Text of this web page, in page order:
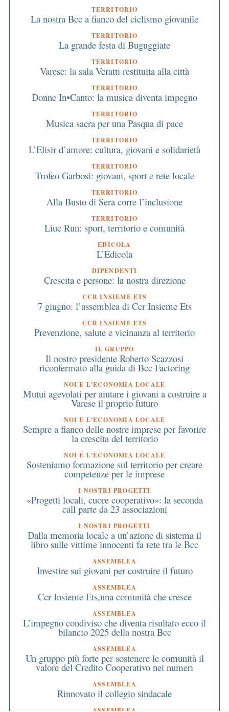
TERRITORIO
La nostra Bcc a fianco del ciclismo giovanile
TERRITORIO
La grande festa di Buguggiate
TERRITORIO
Varese: la sala Veratti restituita alla città
TERRITORIO
Donne In•Canto: la musica diventa impegno
TERRITORIO
Musica sacra per una Pasqua di pace
TERRITORIO
L’Elisir d’amore: cultura, giovani e solidarietà
TERRITORIO
Trofeo Garbosi: giovani, sport e rete locale
TERRITORIO
Alla Busto di Sera corre l’inclusione
TERRITORIO
Liuc Run: sport, territorio e comunità
EDICOLA
L’Edicola
DIPENDENTI
Crescita e persone: la nostra direzione
CCR INSIEME ETS
7 giugno: l’assemblea di Ccr Insieme Ets
CCR INSIEME ETS
Prevenzione, salute e vicinanza al territorio
IL GRUPPO
Il nostro presidente Roberto Scazzosi
riconfermato alla guida di Bcc Factoring
NOI E L'ECONOMIA LOCALE
Mutui agevolati per aiutare i giovani a costruire a
Varese il proprio futuro
NOI E L'ECONOMIA LOCALE
Sempre a fianco delle nostre imprese per favorire
la crescita del territorio
NOI E L'ECONOMIA LOCALE
Sosteniamo formazione sul territorio per creare
competenze per le imprese
I NOSTRI PROGETTI
«Progetti locali, cuore cooperativo»: la seconda
call parte da 23 associazioni
I NOSTRI PROGETTI
Dalla memoria locale a un’azione di sistema il
libro sulle vittime innocenti fa rete tra le Bcc
ASSEMBLEA
Investire sui giovani per costruire il futuro
ASSEMBLEA
Ccr Insieme Ets,una comunità che cresce
ASSEMBLEA
L’impegno condiviso che diventa risultato ecco il
bilancio 2025 della nostra Bcc
ASSEMBLEA
Un gruppo più forte per sostenere le comunità il
valore del Credito Cooperativo nei numeri
ASSEMBLEA
Rinnovato il collegio sindacale